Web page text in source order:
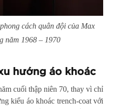
cách quân đội của Max
năm 1968 – 1970
hướng áo khoác
cuối thập niên 70, thay vì chỉ
kiểu áo khoác trench-coat với